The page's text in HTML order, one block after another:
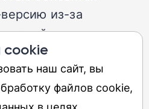
из-за
к
cookie
наш сайт, вы
файлов cookie,